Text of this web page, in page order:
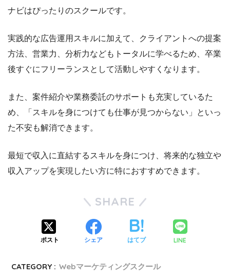
ナビはぴったりのスクールです。
実践的な広告運用スキルに加えて、クライアントへの提案
方法、営業力、分析力などもトータルに学べるため、卒業
後すぐにフリーランスとして活動しやすくなります。
また、案件紹介や業務委託のサポートも充実しているた
め、「スキルを身につけても仕事が見つからない」といっ
た不安も解消できます。
最短で収入に直結するスキルを身につけ、将来的な独立や
収入アップを実現したい方に特におすすめできます。
SHARE
ポスト シェア はてブ LINE
CATEGORY : Webマーケティングスクール